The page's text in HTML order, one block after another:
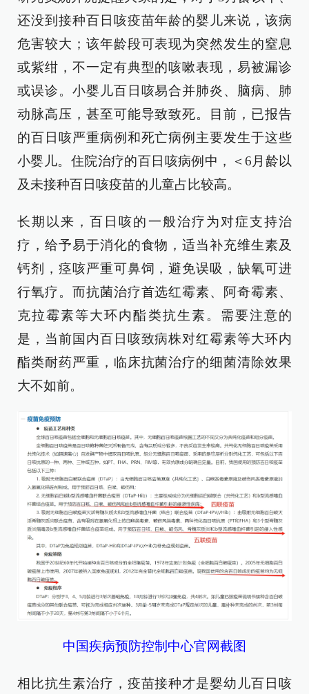
还没到接种百日咳疫苗年龄的婴儿来说，该病
危害较大；该年龄段可表现为突然发生的窒息
或紫绀，不一定有典型的咳嗽表现，易被漏诊
或误诊。小婴儿百日咳易合并肺炎、脑病、肺
动脉高压，甚至可能导致致死。目前，已报告
的百日咳严重病例和死亡病例主要发生于这些
小婴儿。住院治疗的百日咳病例中，＜6月龄以
及未接种百日咳疫苗的儿童占比较高。
长期以来，百日咳的一般治疗为对症支持治
疗，给予易于消化的食物，适当补充维生素及
钙剂，痉咳严重可鼻饲，避免误吸，缺氧可进
行氧疗。而抗菌治疗首选红霉素、阿奇霉素、
克拉霉素等大环内酯类抗生素。需要注意的
是，当前国内百日咳致病株对红霉素等大环内
酯类耐药严重，临床抗菌治疗的细菌清除效果
大不如前。
中国疾病预防控制中心官网截图
相比抗生素治疗，疫苗接种才是婴幼儿百日咳